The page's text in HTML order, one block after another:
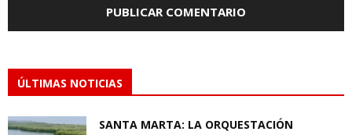
ÚLTIMAS NOTICIAS
SANTA MARTA: LA ORQUESTACIÓN